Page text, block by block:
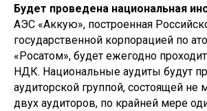
Будет проведена национальная
АЭС «Аккую», построенная
государственной корпорацией по
«Росатом», будет ежегодно
НДК. Национальные аудиты будут
аудиторской группой, состоящей не
двух аудиторов, по крайней мере